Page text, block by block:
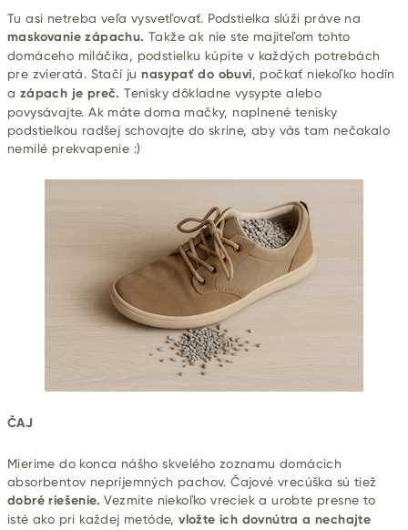
Tu asi netreba veľa vysvetľovať. Podstielka slúži práve na
maskovanie zápachu. Takže ak nie ste majiteľom tohto
domáceho miláčika, podstielku kúpite v každých potrebách
pre zvieratá. Stačí junasypať do obuvi, počkať niekoľko hodín
a zápach je preč. Tenisky dôkladne vysypte alebo
povysávajte. Ak máte doma mačky, naplnené tenisky
podstielkou radšej schovajte do skrine, aby vás tam nečakalo
nemilé prekvapenie :)
ČAJ
Mierime do konca nášho skvelého zoznamu domácich
absorbentov nepríjemných pachov. Čajové vrecúška sú tiež
dobré riešenie. Vezmite niekoľko vreciek a urobte presne to
isté ako pri každej metóde,vložte ich dovnútra a nechajte